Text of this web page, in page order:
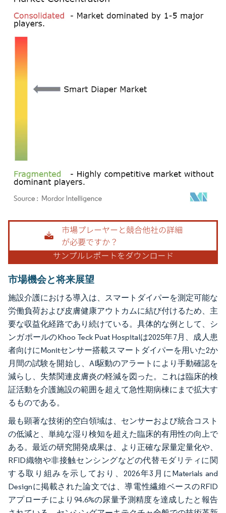
画像 © Mordor Intelligence。再利用にはCC BY 4.0の表示が必要です。
市場機会と将来展望
施設介護における導入は、スマートダイパーを測定可能な
労働負荷および皮膚健康アウトカムに結び付けるため、主
要な収益化経路であり続けている。具体的な例として、シ
ンガポールのKhoo Teck Puat Hospitalは2025年7月、成人患
者向けにMonitセンサー搭載スマートダイパーを用いた2か
月間の試験を開始し、AI駆動のアラートにより手動確認を
減らし、失禁関連皮膚炎の軽減を図った。これは臨床的検
証活動を介護施設の範囲を超えて急性期病棟にまで拡大す
るものである。
最も顕著な技術的空白領域は、センサーおよび統合コスト
の低減と、単純な湿り検知を超えた臨床的有用性の向上で
ある。最近の研究開発成果は、より正確な尿量定量化や、
RFID織物や非接触センシングなどの代替モダリティに関
する取り組みを示しており、2026年3月にMaterials and
Designに掲載された論文では、導電性繊維ベースのRFID
アプローチにより94.6%の尿量予測精度を達成したと報告